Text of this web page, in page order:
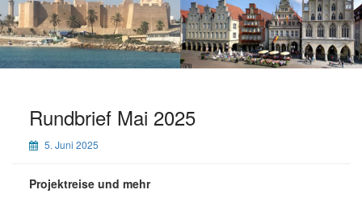
Rundbrief Mai 2025
5. Juni 2025
Projektreise und mehr